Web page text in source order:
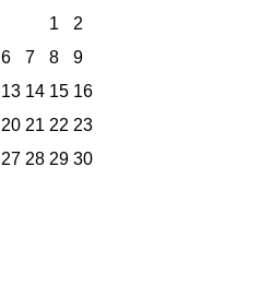
1
2
6 7 8
9
13 14 15 16
20 21 22 23
27 28 29 30